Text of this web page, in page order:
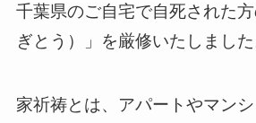
千葉県のご自宅で自死された
ぎとう）」を厳修いたしました
家祈祷とは、アパートやマン